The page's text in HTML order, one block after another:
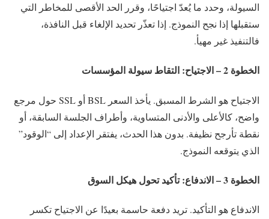
السيولة، وحدد ما يُعدّ اجتياحًا، وقرر الحد الأقصى للمخاطر التي
ستقبلها إذا نجح النموذج. إذا تعذّر تحديد الإلغاء قبل النافذة،
فالتنفيذ غير مهيأ.
الخطوة 2 – الاجتياح: التقاط سيولة المؤسسات
الاجتياح هو الشرط المسبق. يأخذ السعر BSL أو SSL حول مرجع
واضح، كالأعلى والأدنى المتساوية، وأطراف الجلسة السابقة، أو
نقطة تأرجح نظيفة. بدون هذا الحدث، يفتقر الإعداد إلى “الوقود”
الذي يتوقعه النموذج.
الخطوة 3 – الاندفاع: تأكيد تحول هيكل السوق
الاندفاع هو التأكيد. تريد دفعة حاسمة بعيدًا عن الاجتياح تكسر